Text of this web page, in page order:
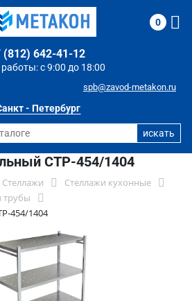
- Петербург
с 9:00 до 18:00
(812) 642-41-12
spb@zavod-metakon.ru
0
СТР-454/1404
Стеллажи
Стеллажи кухонные
трубы
454/1404